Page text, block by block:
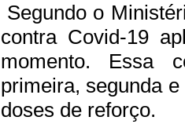
Segundo o
contra Covid-19
momento. Essa
primeira, segunda
doses de reforço.